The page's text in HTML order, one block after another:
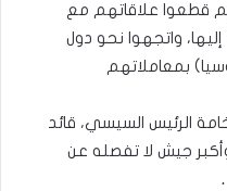
قطعوا علاقاتهم مع
واتجهوا نحو دول
بمعاملاتهم
الرئيس السيسي، قائد
وأكبر جيش لا تفصله عن